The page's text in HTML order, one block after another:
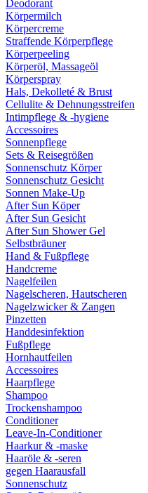
Deodorant
Körpermilch
Körpercreme
Straffende Körperpflege
Körperpeeling
Körperöl, Massageöl
Körperspray
Hals, Dekolleté & Brust
Cellulite & Dehnungsstreifen
Intimpflege & -hygiene
Accessoires
Sonnenpflege
Sets & Reisegrößen
Sonnenschutz Körper
Sonnenschutz Gesicht
Sonnen Make-Up
After Sun Köper
After Sun Gesicht
After Sun Shower Gel
Selbstbräuner
Hand & Fußpflege
Handcreme
Nagelfeilen
Nagelscheren, Hautscheren
Nagelzwicker & Zangen
Pinzetten
Handdesinfektion
Fußpflege
Hornhautfeilen
Accessoires
Haarpflege
Shampoo
Trockenshampoo
Conditioner
Leave-In-Conditioner
Haarkur & -maske
Haaröle & -seren
gegen Haarausfall
Sonnenschutz